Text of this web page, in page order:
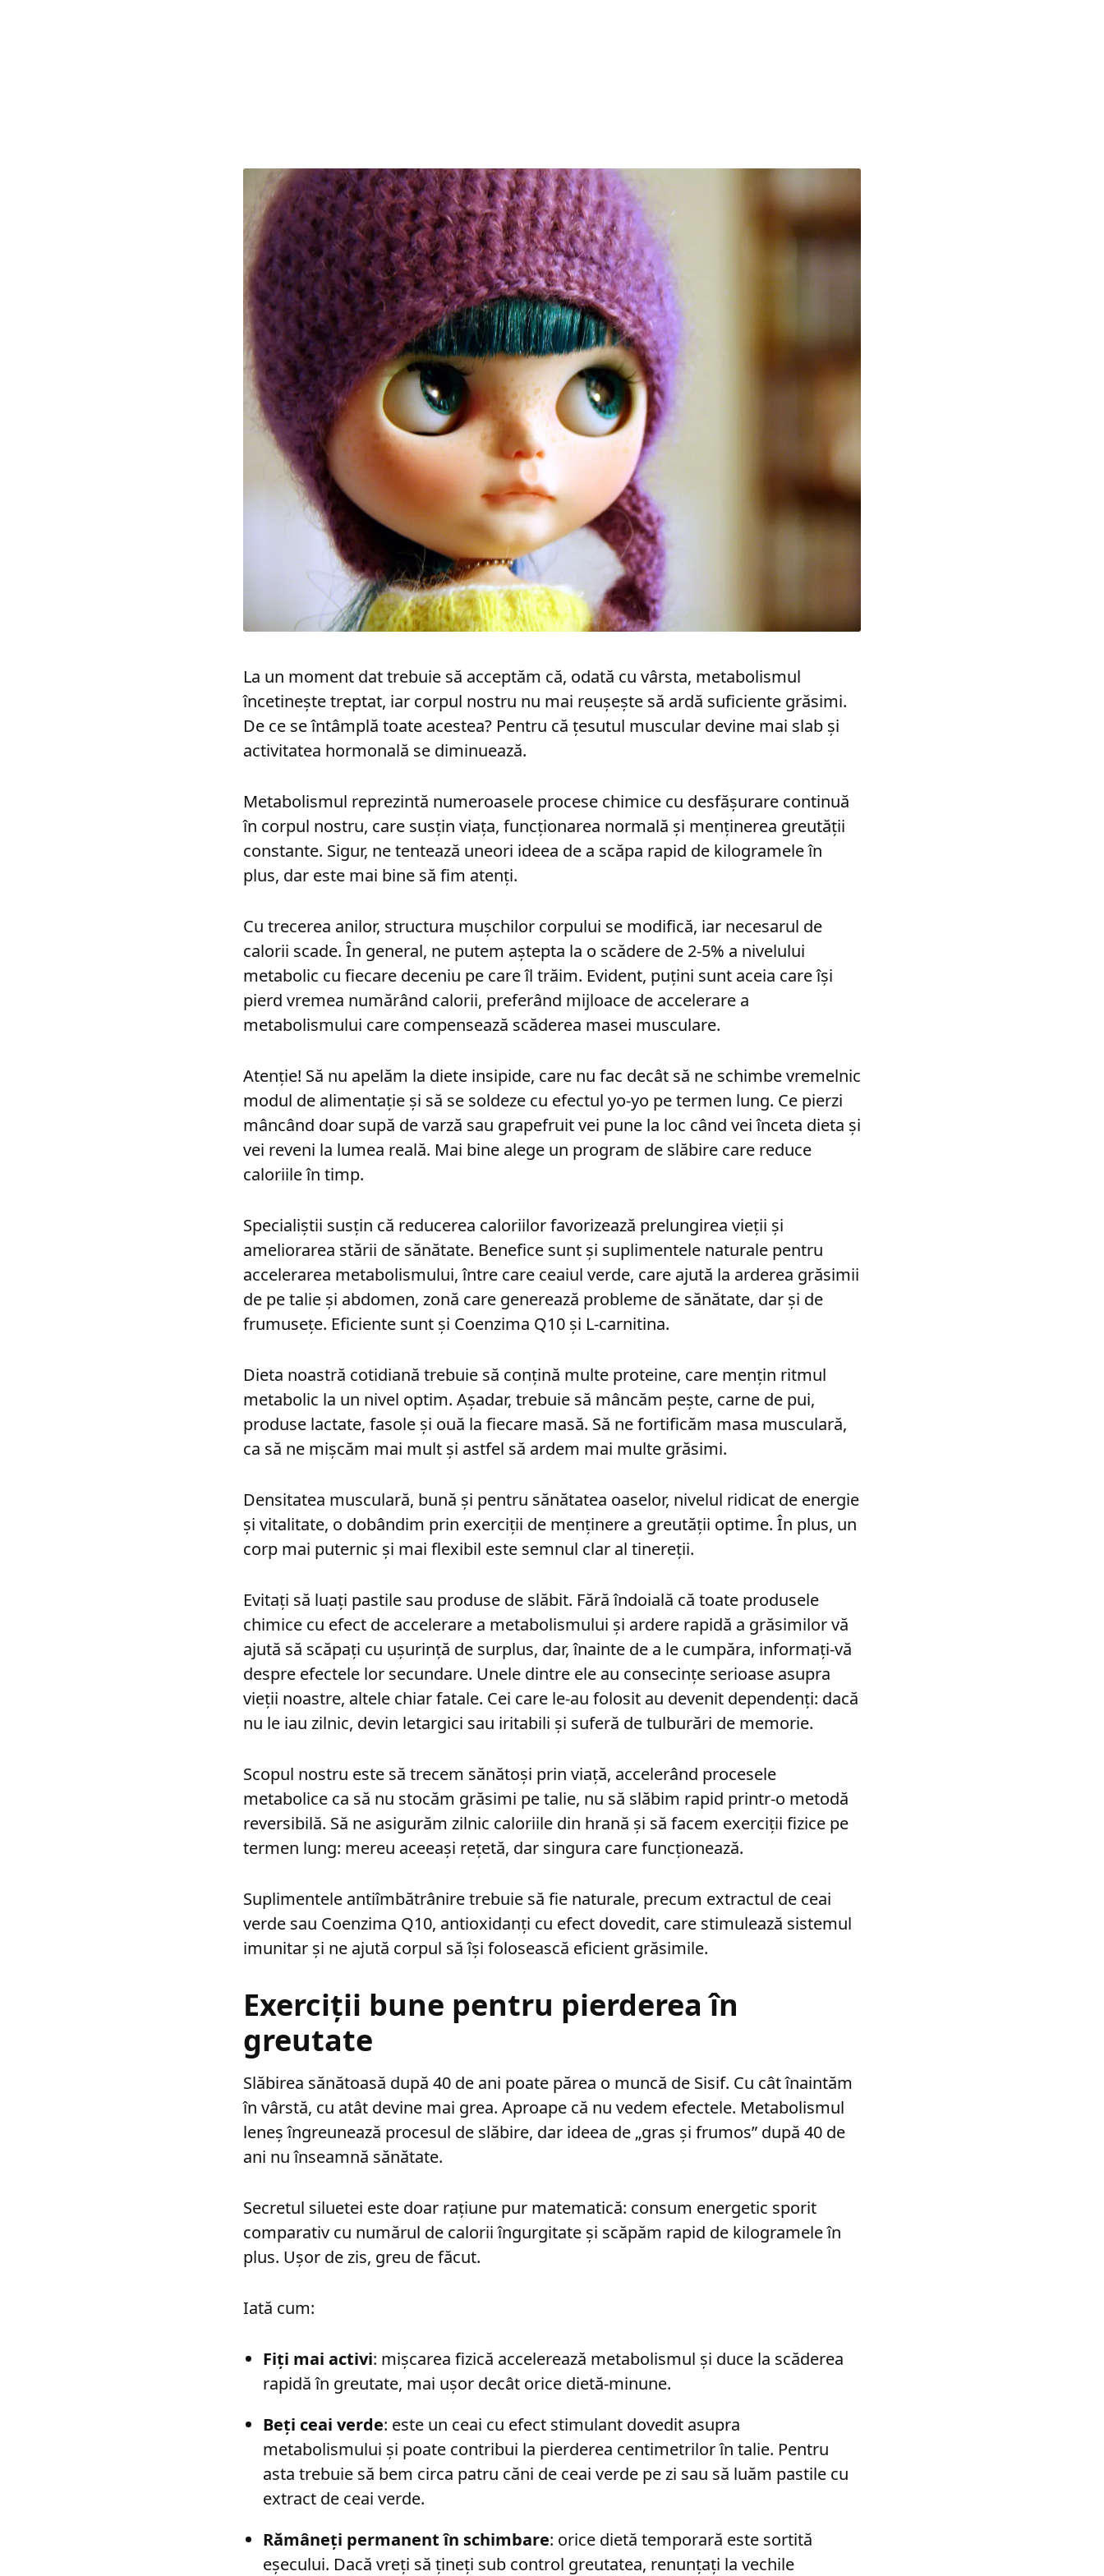
La un moment dat trebuie să acceptăm că, odată cu vârsta, metabolismul
încetinește treptat, iar corpul nostru nu mai reușește să ardă suficiente grăsimi.
De ce se întâmplă toate acestea? Pentru că țesutul muscular devine mai slab și
activitatea hormonală se diminuează.
Metabolismul reprezintă numeroasele procese chimice cu desfășurare continuă
în corpul nostru, care susțin viața, funcționarea normală și menținerea greutății
constante. Sigur, ne tentează uneori ideea de a scăpa rapid de kilogramele în
plus, dar este mai bine să fim atenți.
Cu trecerea anilor, structura mușchilor corpului se modifică, iar necesarul de
calorii scade. În general, ne putem aștepta la o scădere de 2-5% a nivelului
metabolic cu fiecare deceniu pe care îl trăim. Evident, puțini sunt aceia care își
pierd vremea numărând calorii, preferând mijloace de accelerare a
metabolismului care compensează scăderea masei musculare.
Atenție! Să nu apelăm la diete insipide, care nu fac decât să ne schimbe vremelnic
modul de alimentație și să se soldeze cu efectul yo-yo pe termen lung. Ce pierzi
mâncând doar supă de varză sau grapefruit vei pune la loc când vei înceta dieta și
vei reveni la lumea reală. Mai bine alege un program de slăbire care reduce
caloriile în timp.
Specialiștii susțin că reducerea caloriilor favorizează prelungirea vieții și
ameliorarea stării de sănătate. Benefice sunt și suplimentele naturale pentru
accelerarea metabolismului, între care ceaiul verde, care ajută la arderea grăsimii
de pe talie și abdomen, zonă care generează probleme de sănătate, dar și de
frumusețe. Eficiente sunt și Coenzima Q10 și L-carnitina.
Dieta noastră cotidiană trebuie să conțină multe proteine, care mențin ritmul
metabolic la un nivel optim. Așadar, trebuie să mâncăm pește, carne de pui,
produse lactate, fasole și ouă la fiecare masă. Să ne fortificăm masa musculară,
ca să ne mișcăm mai mult și astfel să ardem mai multe grăsimi.
Densitatea musculară, bună și pentru sănătatea oaselor, nivelul ridicat de energie
și vitalitate, o dobândim prin exerciții de menținere a greutății optime. În plus, un
corp mai puternic și mai flexibil este semnul clar al tinereții.
Evitați să luați pastile sau produse de slăbit. Fără îndoială că toate produsele
chimice cu efect de accelerare a metabolismului și ardere rapidă a grăsimilor vă
ajută să scăpați cu ușurință de surplus, dar, înainte de a le cumpăra, informați-vă
despre efectele lor secundare. Unele dintre ele au consecințe serioase asupra
vieții noastre, altele chiar fatale. Cei care le-au folosit au devenit dependenți: dacă
nu le iau zilnic, devin letargici sau iritabili și suferă de tulburări de memorie.
Scopul nostru este să trecem sănătoși prin viață, accelerând procesele
metabolice ca să nu stocăm grăsimi pe talie, nu să slăbim rapid printr-o metodă
reversibilă. Să ne asigurăm zilnic caloriile din hrană și să facem exerciții fizice pe
termen lung: mereu aceeași rețetă, dar singura care funcționează.
Suplimentele antiîmbătrânire trebuie să fie naturale, precum extractul de ceai
verde sau Coenzima Q10, antioxidanți cu efect dovedit, care stimulează sistemul
imunitar și ne ajută corpul să își folosească eficient grăsimile.
Exerciții bune pentru pierderea în
greutate
Slăbirea sănătoasă după 40 de ani poate părea o muncă de Sisif. Cu cât înaintăm
în vârstă, cu atât devine mai grea. Aproape că nu vedem efectele. Metabolismul
leneș îngreunează procesul de slăbire, dar ideea de „gras și frumos” după 40 de
ani nu înseamnă sănătate.
Secretul siluetei este doar rațiune pur matematică: consum energetic sporit
comparativ cu numărul de calorii îngurgitate și scăpăm rapid de kilogramele în
plus. Ușor de zis, greu de făcut.
Iată cum:
Fiți mai activi: mișcarea fizică accelerează metabolismul și duce la scăderea
rapidă în greutate, mai ușor decât orice dietă-minune.
Beți ceai verde: este un ceai cu efect stimulant dovedit asupra
metabolismului și poate contribui la pierderea centimetrilor în talie. Pentru
asta trebuie să bem circa patru căni de ceai verde pe zi sau să luăm pastile cu
extract de ceai verde.
Rămâneți permanent în schimbare: orice dietă temporară este sortită
eșecului. Dacă vreți să țineți sub control greutatea, renunțați la vechile